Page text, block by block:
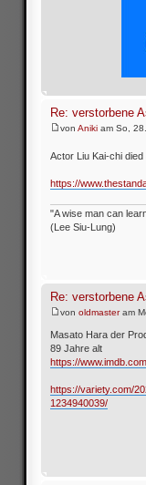
Re: verstorbene
von Aniki am So,
Actor Liu Kai-chi died
https://
"A wise man can
(Lee Siu-Lung)
Re: verstorbene
von oldmasteram
Masato Hara der
89 Jahre alt
https://
https://variety.com/
1234940039/